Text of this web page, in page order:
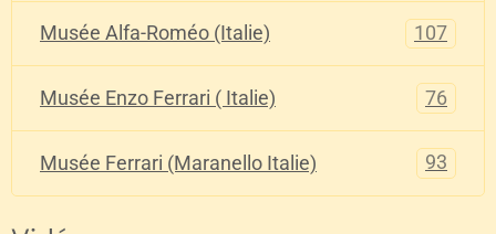
Musée Alfa-Roméo (Italie) 107
Musée Enzo Ferrari ( Italie) 76
Musée Ferrari (Maranello Italie) 93